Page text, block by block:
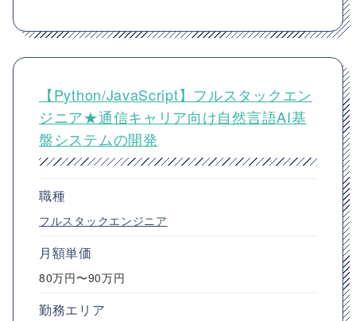
【Python/JavaScript】フルスタックエン
ジニア★通信キャリア向け自然言語AI基
盤システムの開発
職種
フルスタックエンジニア
月額単価
80万円〜90万円
勤務エリア